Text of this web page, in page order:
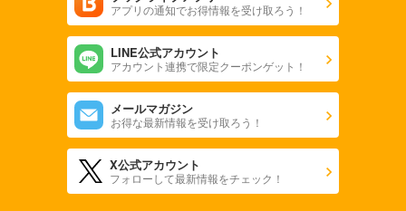
アプリの通知でお得情報を受け取ろう！
LINE公式アカウント
アカウント連携で限定クーポンゲット！
メールマガジン
お得な最新情報を受け取ろう！
X公式アカウント
フォローして最新情報をチェック！